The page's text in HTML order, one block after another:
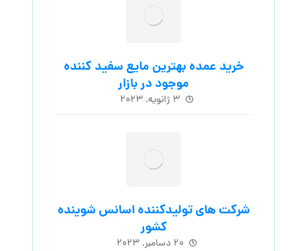
خرید عمده بهترین مایع سفید کننده
موجود در بازار
۳ ژانویه, ۲۰۲۳
شرکت های تولیدکننده اسانس شوینده
کشور
۲۰ دسامبر, ۲۰۲۳